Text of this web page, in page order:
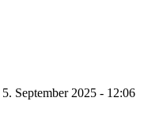
5. September 2025 - 12:06